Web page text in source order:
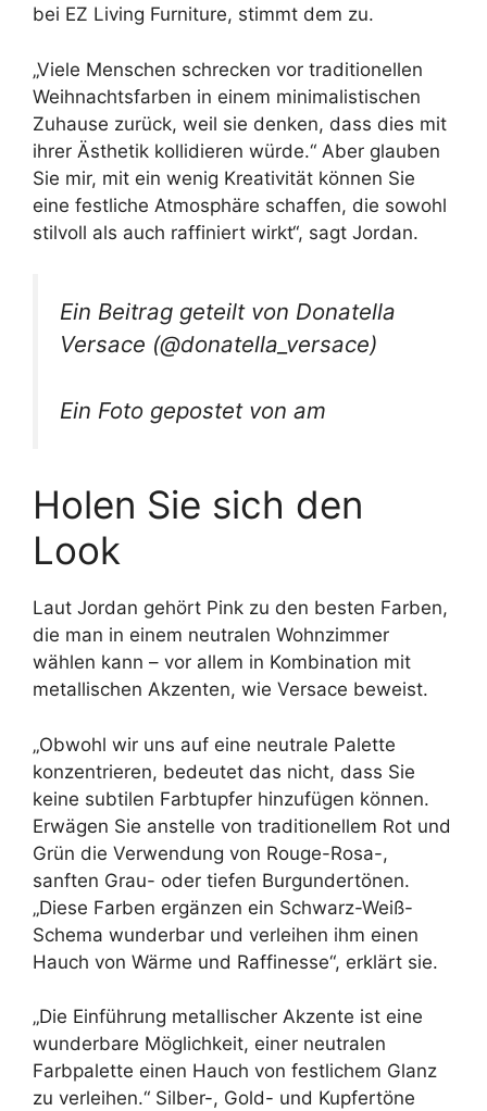
bei EZ Living Furniture, stimmt dem zu.
„Viele Menschen schrecken vor traditionellen
Weihnachtsfarben in einem minimalistischen
Zuhause zurück, weil sie denken, dass dies mit
ihrer Ästhetik kollidieren würde.“ Aber glauben
Sie mir, mit ein wenig Kreativität können Sie
eine festliche Atmosphäre schaffen, die sowohl
stilvoll als auch raffiniert wirkt“, sagt Jordan.
Ein Beitrag geteilt von Donatella
Versace (@donatella_versace)
Ein Foto gepostet von am
Holen Sie sich den
Look
Laut Jordan gehört Pink zu den besten Farben,
die man in einem neutralen Wohnzimmer
wählen kann – vor allem in Kombination mit
metallischen Akzenten, wie Versace beweist.
„Obwohl wir uns auf eine neutrale Palette
konzentrieren, bedeutet das nicht, dass Sie
keine subtilen Farbtupfer hinzufügen können.
Erwägen Sie anstelle von traditionellem Rot und
Grün die Verwendung von Rouge-Rosa-,
sanften Grau- oder tiefen Burgundertönen.
„Diese Farben ergänzen ein Schwarz-Weiß-
Schema wunderbar und verleihen ihm einen
Hauch von Wärme und Raffinesse“, erklärt sie.
„Die Einführung metallischer Akzente ist eine
wunderbare Möglichkeit, einer neutralen
Farbpalette einen Hauch von festlichem Glanz
zu verleihen.“ Silber-, Gold- und Kupfertöne